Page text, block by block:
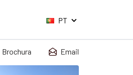
PT
Brochura Email